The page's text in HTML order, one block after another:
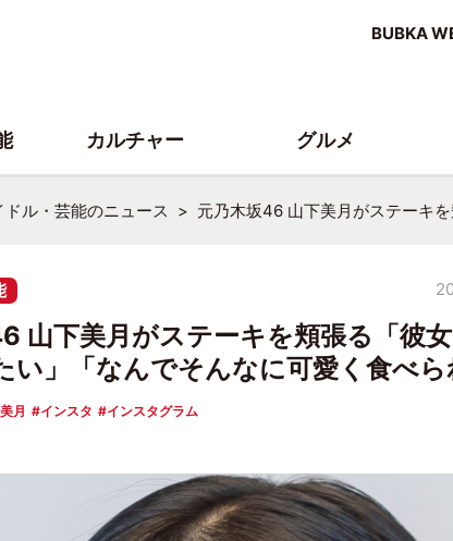
BUBKA
ドル・芸能のニュース 元乃木坂46 山下美月がステーキ
山下美月がステーキを頬張る「彼
い」「なんでそんなに可愛く食べら
月 インスタ
インスタグラム
カルチャー グルメ